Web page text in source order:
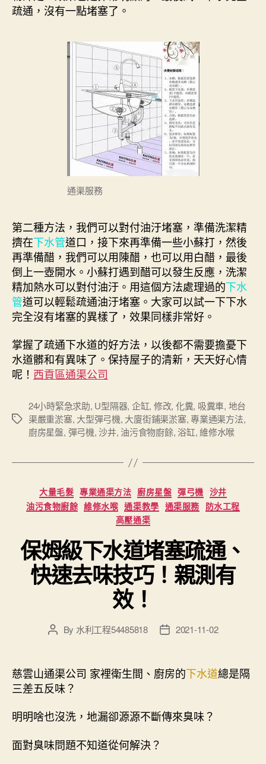
疏通，沒有一點堵塞了。
通渠服務
第二種方法，我們可以對付油汙堵塞，準備洗潔精
擠在下水管道口，接下來再準備一些小蘇打，然後
再準備醋，我們可以用陳醋，也可以用白醋，最後
倒上一壺開水。小蘇打遇到醋可以發生反應，洗潔
精加熱水可以對付油汙。用這個方法處理過的下水
管道可以輕鬆疏通油汙堵塞。大家可以試一下下水
完全沒有堵塞的異樣了，效果同樣非常好。
掌握了疏通下水道的好方法，以後都不需要擔憂下
水道髒和有異味了。保持屋子的清新，天天好心情
呢！ 西貢區通渠公司
Tags
24小時緊急求助, U型隔器, 企缸, 修改, 化糞, 吸糞車, 地台
渠嚴重淤塞, 大型彈弓機, 大廈街鋪渠淤塞,專業通渠方法,
廚房星盤, 彈弓機,沙井, 油污食物廚餘, 浴缸,維修水喉
Categories
大量毛髮 專業通渠方法 廚房星盤 彈弓機 沙井
油污食物廚餘 維修水喉 通渠教學 通渠服務 防水工程
高壓通渠
保姆級下水道堵塞疏通、
快速去味技巧！親測有
效！
PostBy 水利工程54485818
Post2021-11-02
慈雲山通渠公司 家裡衛生間、廚房的下水道總是隔
三差五反味？
明明啥也沒洗，地漏卻源源不斷傳來臭味？
面對臭味問題不知道從何解決？